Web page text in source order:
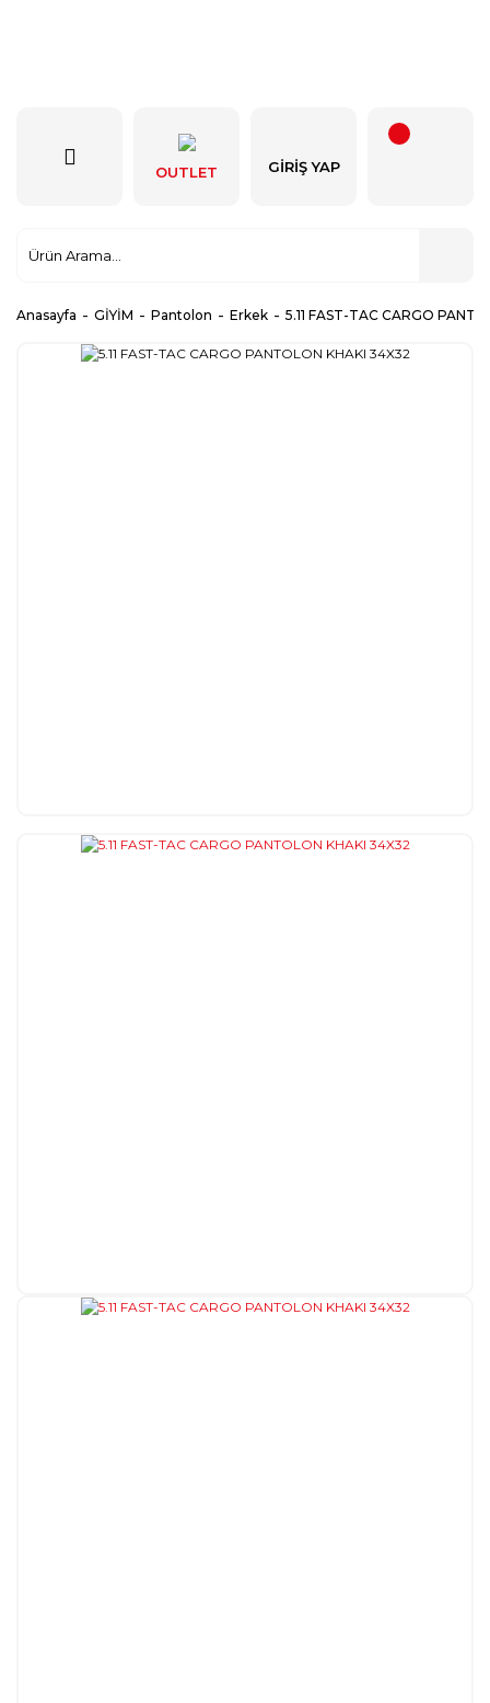
OUTLET GIRIŞ YAP
Anasayfa GİYİM Pantolon Erkek 5.11 FAST-TAC CARGO